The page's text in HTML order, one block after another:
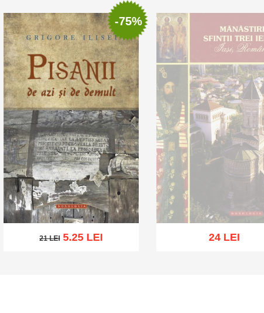
Adaugă în coș Wishlist
-75%
21 LEI
21 LEI 5.25 LEI
24 LEI